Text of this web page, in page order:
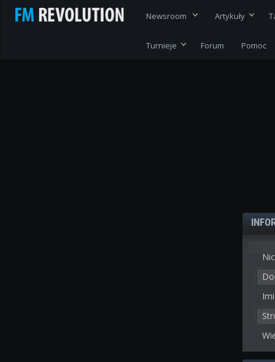
Newsroom Artykuły
Turnieje Forum Pomoc